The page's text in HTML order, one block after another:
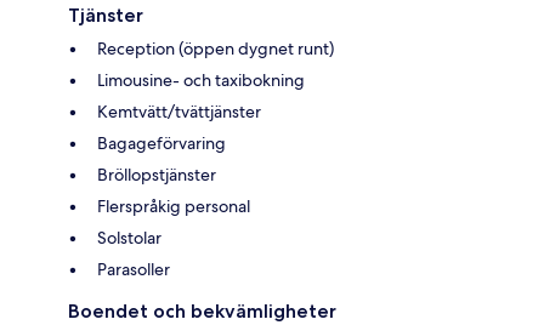
Tjänster
Reception (öppen dygnet runt)
Limousine- och taxibokning
Kemtvätt/tvättjänster
Bagageförvaring
Bröllopstjänster
Flerspråkig personal
Solstolar
Parasoller
Boendet och bekvämligheter